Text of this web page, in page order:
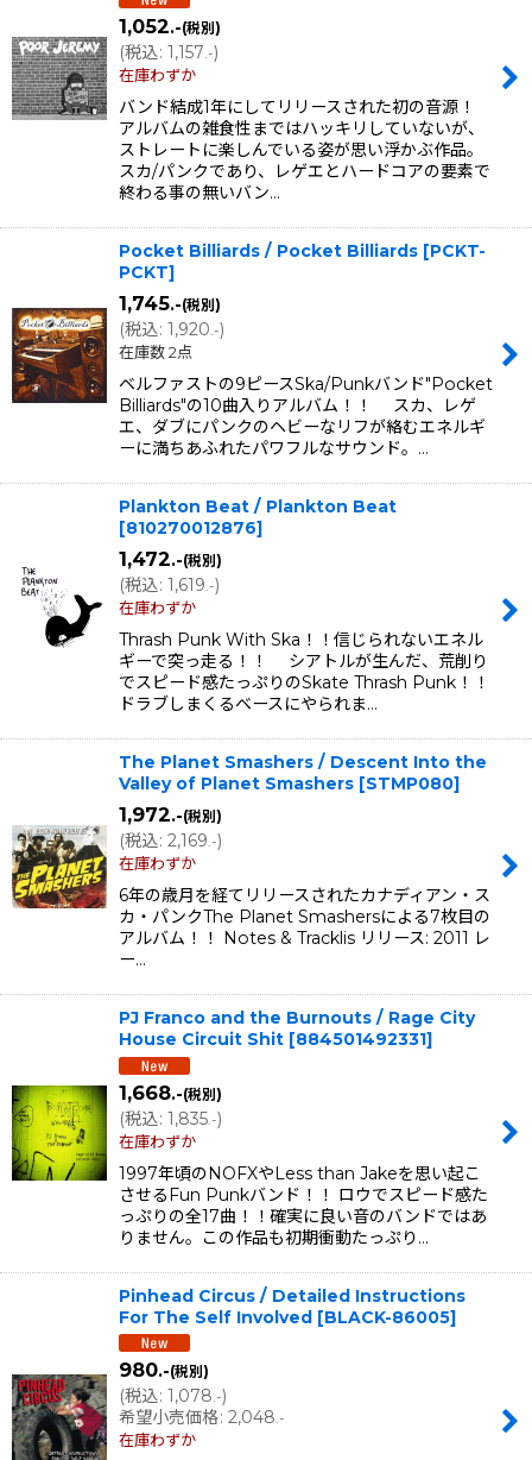
1,052.-(税別)
(税込: 1,157 .-)
在庫わずか
バンド結成1年にしてリリースされた初の音源！
アルバムの雑食性まではハッキリしていないが、
ストレートに楽しんでいる姿が思い浮かぶ作品。
スカ/パンクであり、レゲエとハードコアの要素で
終わる事の無いバン…
Pocket Billiards / Pocket Billiards [PCKT-
PCKT]
1,745.-(税別)
(税込: 1,920 .-)
在庫数 2点
ベルファストの9ピースSka/Punkバンド"Pocket
Billiards"の10曲入りアルバム！！ スカ、レゲ
エ、ダブにパンクのヘビーなリフが絡むエネルギ
ーに満ちあふれたパワフルなサウンド。…
Plankton Beat / Plankton Beat
[810270012876]
1,472.-(税別)
(税込: 1,619 .-)
在庫わずか
Thrash Punk With Ska！！信じられないエネル
ギーで突っ走る！！ シアトルが生んだ、荒削り
でスピード感たっぷりのSkate Thrash Punk！！
ドラブしまくるベースにやられま…
The Planet Smashers / Descent Into the
Valley of Planet Smashers [STMP080]
1,972.-(税別)
(税込: 2,169 .-)
在庫わずか
6年の歳月を経てリリースされたカナディアン・ス
カ・パンクThe Planet Smashersによる7枚目の
アルバム！！ Notes & Tracklis リリース: 2011 レ
ー…
PJ Franco and the Burnouts / Rage City
House Circuit Shit [884501492331]
1,668.-(税別)
(税込: 1,835 .-)
在庫わずか
1997年頃のNOFXやLess than Jakeを思い起こ
させるFun Punkバンド！！ ロウでスピード感た
っぷりの全17曲！！確実に良い音のバンドではあ
りません。この作品も初期衝動たっぷり…
Pinhead Circus / Detailed Instructions
For The Self Involved [BLACK-86005]
980.-(税別)
(税込: 1,078.-)
希望小売価格: 2,048.-
在庫わずか